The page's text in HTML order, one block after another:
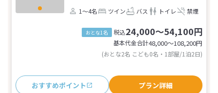
1～4名 ツイン バス トイレ 禁煙
おとな1名 税込24,000～54,100円
基本代金合計48,000〜108,200円
(おとな2名 こども0名・1部屋/1泊2日)
おすすめポイント プラン詳細